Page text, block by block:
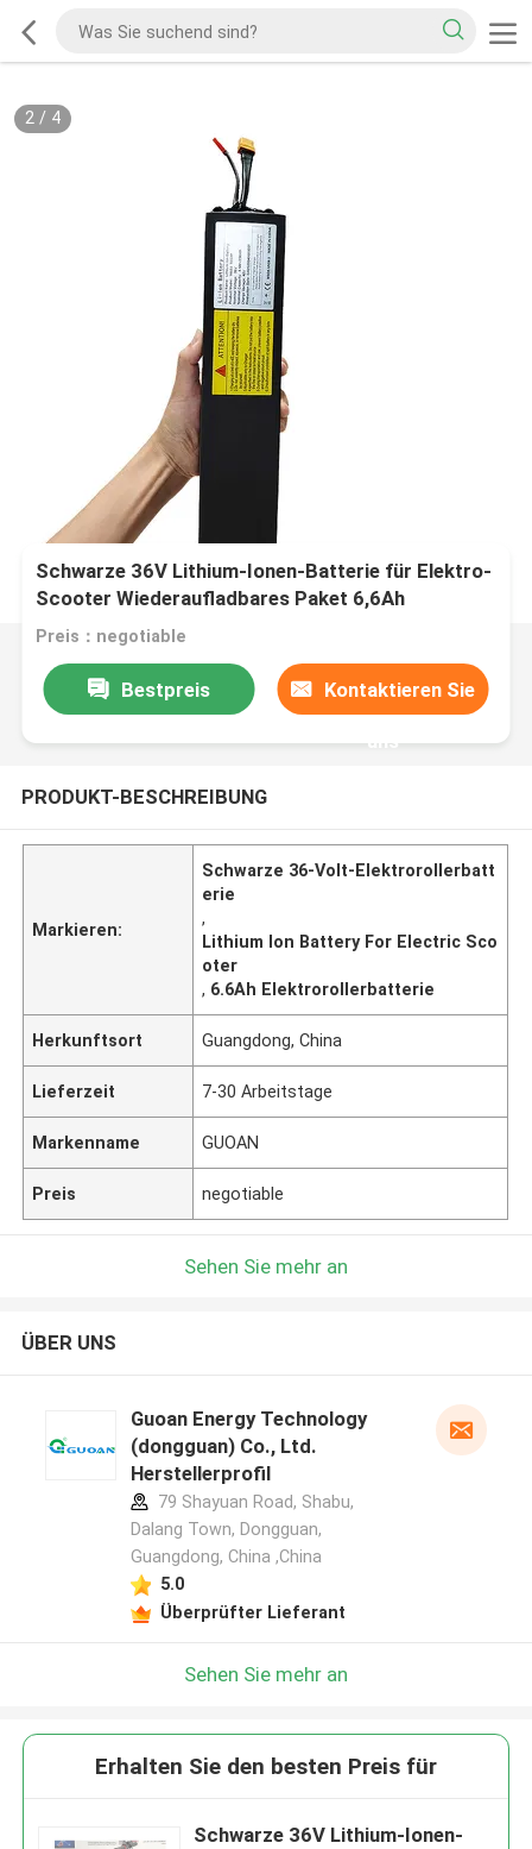
2/ 4
Schwarze 36V Lithium-Ionen-Batterie für Elektro-
Scooter Wiederaufladbares Paket 6,6Ah
Preis：negotiable
Bestpreis Kontaktieren Sie
uns
PRODUKT-BESCHREIBUNG
Markieren:
Schwarze 36-Volt-Elektrorollerbatt
erie
,
Lithium Ion Battery For Electric Sco
oter
, 6.6Ah Elektrorollerbatterie
Herkunftsort Guangdong, China
Lieferzeit 7-30 Arbeitstage
Markenname GUOAN
Preis negotiable
Sehen Sie mehr an
ÜBER UNS
Guoan Energy Technology
(dongguan) Co., Ltd.
Herstellerprofil
79 Shayuan Road, Shabu,
Dalang Town, Dongguan,
Guangdong, China ,China
5.0
Überprüfter Lieferant
Sehen Sie mehr an
Erhalten Sie den besten Preis für
Schwarze 36V Lithium-Ionen-